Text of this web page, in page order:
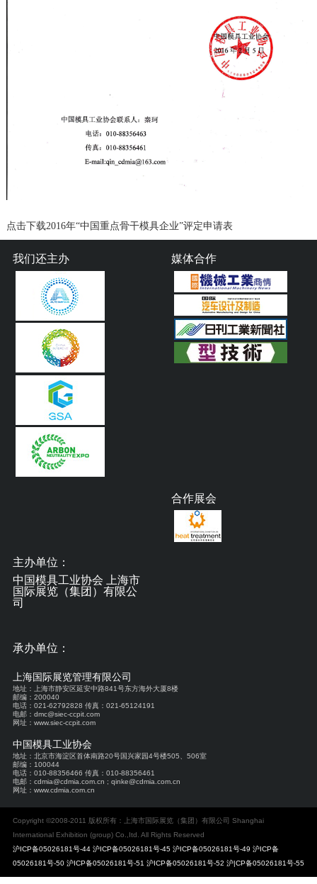
点击下载2016年“中国重点骨干模具企业”评定申请表
媒体合作
我们还主办
合作展会
主办单位：
中国模具工业协会 上海市
国际展览（集团）有限公
司
承办单位：
上海国际展览管理有限公司
地址：上海市静安区延安中路841号东方海外大厦8楼
邮编：200040
电话：021-62792828 传真：021-65124191
电邮：dmc@siec-ccpit.com
网址：www.siec-ccpit.com
中国模具工业协会
地址：北京市海淀区首体南路20号国兴家园4号楼505、506室
邮编：100044
电话：010-88356466 传真：010-88356461
电邮：cdmia@cdmia.com.cn ; qinke@cdmia.com.cn
网址：www.cdmia.com.cn
Copyright ©2008-2011 版权所有：上海市国际展览（集团）有限公司 Shanghai
International Exhibition (group) Co.,Itd. All Rights Reserved
沪ICP备05026181号-44 沪ICP备05026181号-45 沪ICP备05026181号-49 沪ICP备
05026181号-50 沪ICP备05026181号-51 沪ICP备05026181号-52 沪|CP备05026181号-55